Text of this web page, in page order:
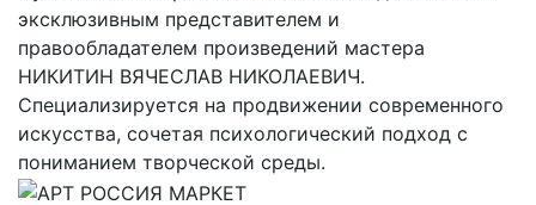
эксклюзивным представителем и
правообладателем произведений мастера
НИКИТИН ВЯЧЕСЛАВ НИКОЛАЕВИЧ.
Специализируется на продвижении современного
искусства, сочетая психологический подход с
пониманием творческой среды.